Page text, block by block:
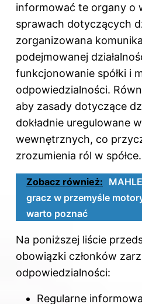
informować te organy o
sprawach dotyczących
zorganizowana
podejmowanej
funkcjonowanie spółki i
odpowiedzialności.
aby zasady dotyczące
dokładnie uregulowane
wewnętrznych, co
zrozumienia ról w spółce.
Zobacz również:
gracz w przemyśle
warto poznać
Na poniższej liście
obowiązki członków
odpowiedzialności:
Regularne